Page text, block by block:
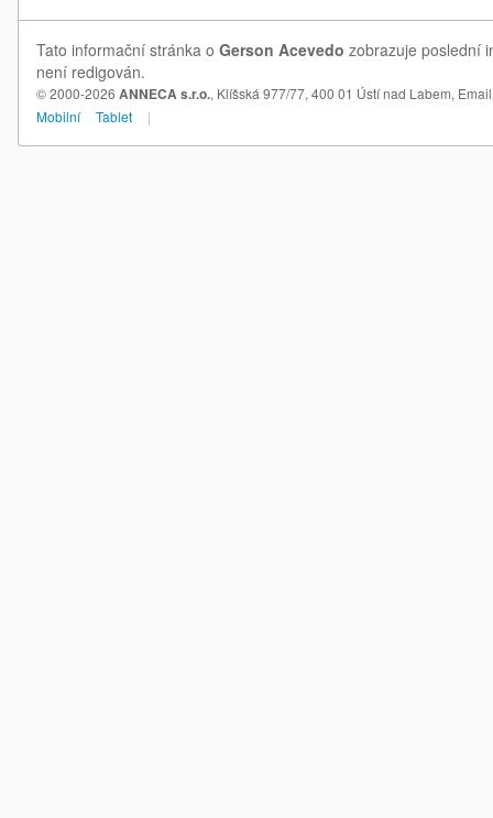
Tato informační stránka o Gerson Acevedo zobrazuje poslední
není redigován.
© 2000-2026 ANNECA s.r.o., Klíšská 977/77, 400 01 Ústí nad Labem,
Mobilní
Tablet |